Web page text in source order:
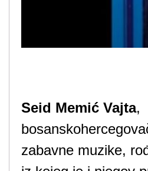
Seid Memić Vajta,
zabavne muzike,